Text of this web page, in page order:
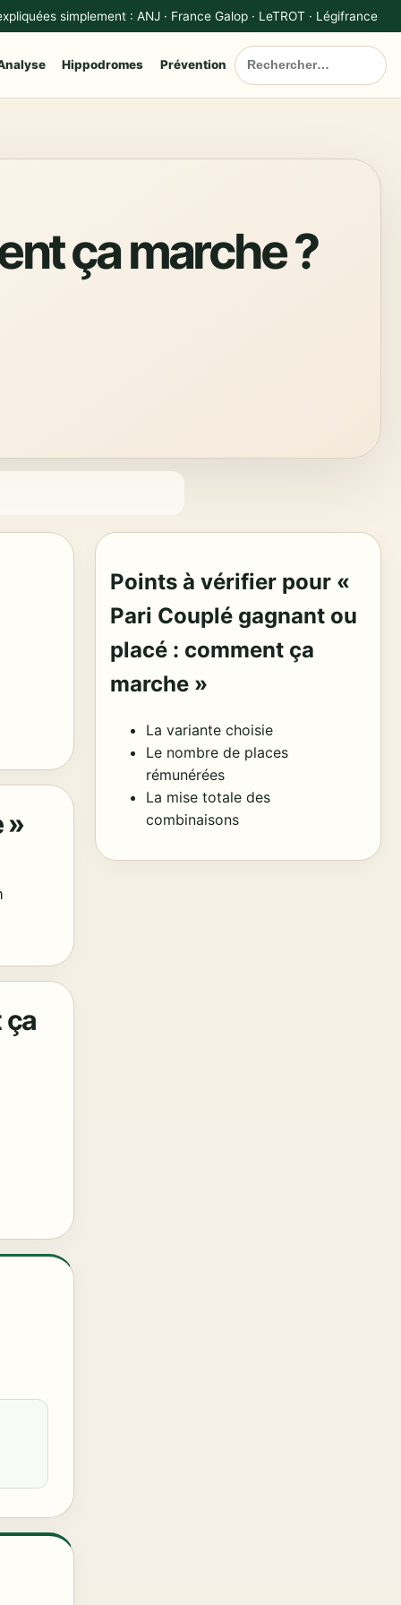
simplement : ANJ · France Galop · LeTROT · Légifrance
Hippodromes Prévention
ça marche ?
»
ça
Points à vérifier pour «
Pari Couplé gagnant ou
placé : comment ça
marche »
La variante choisie
Le nombre de places
rémunérées
La mise totale des
combinaisons